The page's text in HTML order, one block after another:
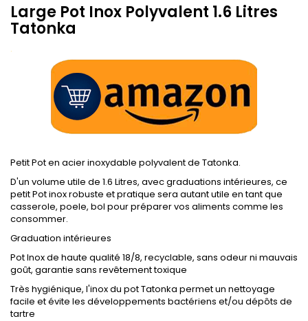
Large Pot Inox Polyvalent 1.6 Litres
Tatonka
.
Petit Pot en acier inoxydable polyvalent de Tatonka.
D'un volume utile de 1.6 Litres, avec graduations intérieures, ce
petit Pot inox robuste et pratique sera autant utile en tant que
casserole, poele, bol pour préparer vos aliments comme les
consommer.
Graduation intérieures
Pot Inox de haute qualité 18/8, recyclable, sans odeur ni mauvais
goût, garantie sans revêtement toxique
Très hygiénique, l'inox du pot Tatonka permet un nettoyage
facile et évite les développements bactériens et/ou dépôts de
tartre